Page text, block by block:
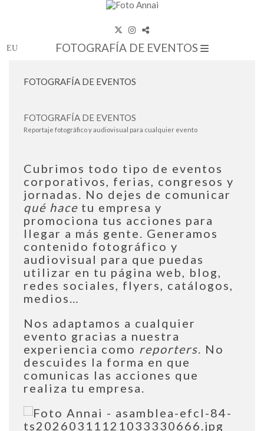
FOTOGRAFÍA DE EVENTOS
FOTOGRAFÍA DE EVENTOS
FOTOGRAFÍA DE EVENTOS
Reportaje fotográfico y audiovisual para cualquier evento
Cubrimos todo tipo de eventos
corporativos, ferias, congresos y
jornadas
. No dejes de comunicar
qué hace tu empresa y
promociona tus acciones para
llegar a más gente. Generamos
contenido fotográfico y
audiovisual para que puedas
utilizar en tu página web, blog,
redes sociales, flyers, catálogos,
medios
Nos adaptamos a cualquier
evento gracias a nuestra
experiencia como reporters . No
descuides la forma en que
comunicas las acciones que
realiza tu empresa.